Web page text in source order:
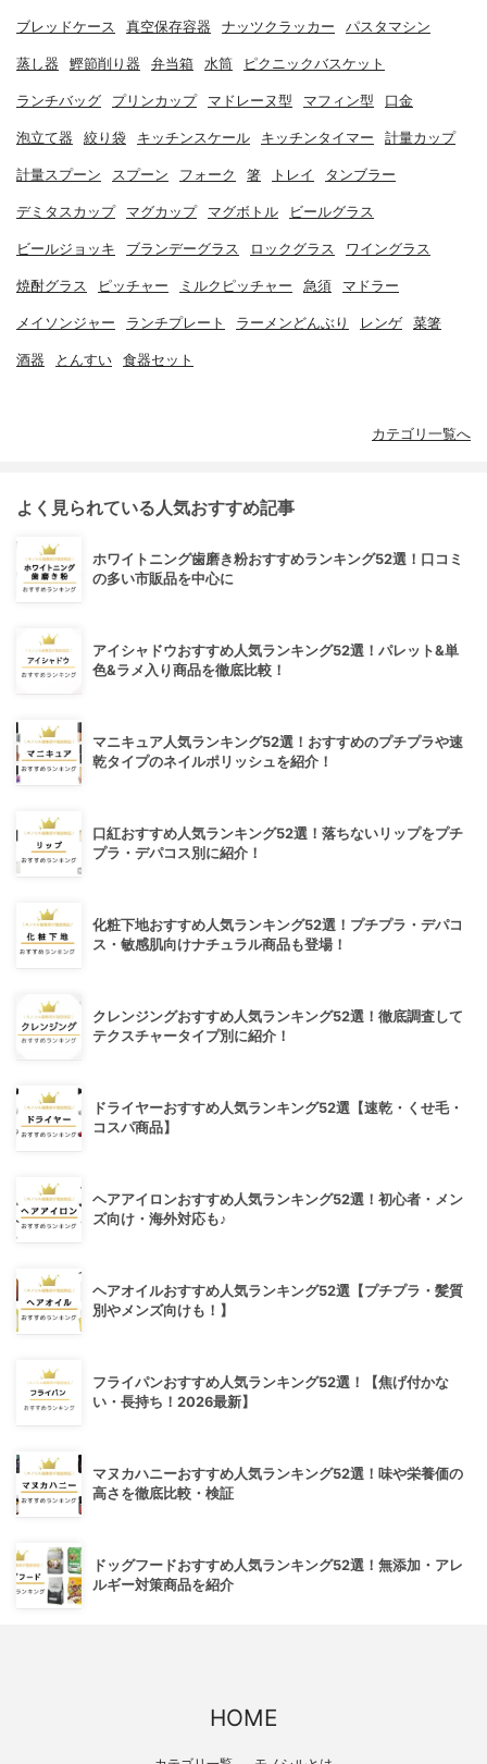
ブレッドケース 真空保存容器 ナッツクラッカー パスタマシン
蒸し器 鰹節削り器 弁当箱 水筒 ピクニックバスケット
ランチバッグ プリンカップ マドレーヌ型 マフィン型 口金
泡立て器 絞り袋 キッチンスケール キッチンタイマー 計量カップ
計量スプーン スプーン フォーク 箸 トレイ タンブラー
デミタスカップ マグカップ マグボトル ビールグラス
ビールジョッキ ブランデーグラス ロックグラス ワイングラス
焼酎グラス ピッチャー ミルクピッチャー 急須 マドラー
メイソンジャー ランチプレート ラーメンどんぶり レンゲ 菜箸
酒器 とんすい 食器セット
カテゴリ一覧へ
よく見られている人気おすすめ記事
ホワイトニング歯磨き粉おすすめランキング52選！口コミ
の多い市販品を中心に
アイシャドウおすすめ人気ランキング52選！パレット&単
色&ラメ入り商品を徹底比較！
マニキュア人気ランキング52選！おすすめのプチプラや速
乾タイプのネイルポリッシュを紹介！
口紅おすすめ人気ランキング52選！落ちないリップをプチ
プラ・デパコス別に紹介！
化粧下地おすすめ人気ランキング52選！プチプラ・デパコ
ス・敏感肌向けナチュラル商品も登場！
クレンジングおすすめ人気ランキング52選！徹底調査して
テクスチャータイプ別に紹介！
ドライヤーおすすめ人気ランキング52選【速乾・くせ毛・
コスパ商品】
ヘアアイロンおすすめ人気ランキング52選！初心者・メン
ズ向け・海外対応も♪
ヘアオイルおすすめ人気ランキング52選【プチプラ・髪質
別やメンズ向けも！】
フライパンおすすめ人気ランキング52選！【焦げ付かな
い・長持ち！2026最新】
マヌカハニーおすすめ人気ランキング52選！味や栄養価の
高さを徹底比較・検証
ドッグフードおすすめ人気ランキング52選！無添加・アレ
ルギー対策商品を紹介
HOME